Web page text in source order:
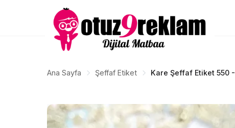
Ana Sayfa Şeffaf Etiket Kare Şeffaf Etiket 550